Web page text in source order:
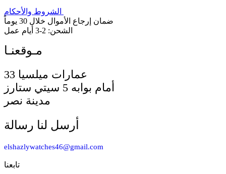
الشروط والأحكام
ضمان إرجاع الأموال خلال 30 يوماً
الشحن: 2-3 أيام عمل
أمام بوابه 5 سيتي ستارز
مدينة نصر
أرسل لنا رسالة
elshazlywatches46@gmail.com
تابعنا